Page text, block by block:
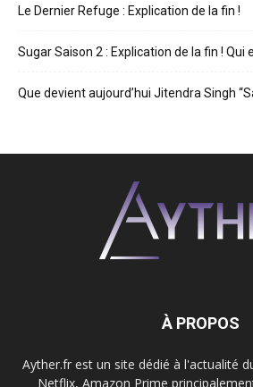
Le Dernier Refuge : Explication de la fin !
Sugar Saison 2 : Explication de la fin ! Qui
Que devient aujourd’hui Jitendra Singh
À PROPOS
Ayther.fr est un site dédié à l'actualité
Netflix, Amazon Prime